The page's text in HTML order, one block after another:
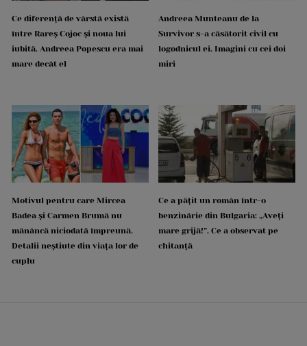
Ce diferență de vârstă există
între Rareș Cojoc și noua lui
iubită. Andreea Popescu era mai
mare decât el
Andreea Munteanu de la
Survivor s-a căsătorit civil cu
logodnicul ei. Imagini cu cei doi
miri
Motivul pentru care Mircea
Badea și Carmen Brumă nu
mănâncă niciodată împreună.
Detalii neștiute din viața lor de
cuplu
Ce a pățit un român într-o
benzinărie din Bulgaria: „Aveți
mare grijă!”. Ce a observat pe
chitanță